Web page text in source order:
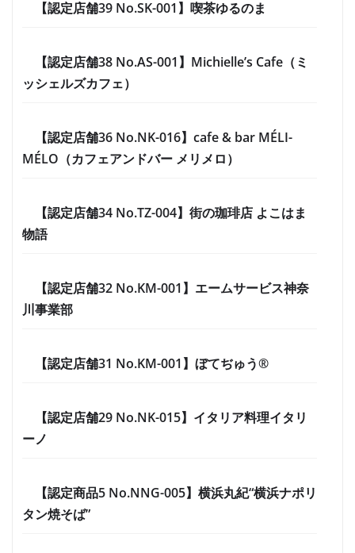
【認定店舗39 No.SK-001】喫茶ゆるのま
【認定店舗38 No.AS-001】Michielle’s Cafe（ミ
ッシェルズカフェ）
【認定店舗36 No.NK-016】cafe & bar MÉLI-
MÉLO（カフェアンドバー メリメロ）
【認定店舗34 No.TZ-004】街の珈琲店 よこはま
物語
【認定店舗32 No.KM-001】エームサービス神奈
川事業部
【認定店舗31 No.KM-001】ぼてぢゅう®
【認定店舗29 No.NK-015】イタリア料理イタリ
ーノ
【認定商品5 No.NNG-005】横浜丸紀“横浜ナポリ
タン焼そば”